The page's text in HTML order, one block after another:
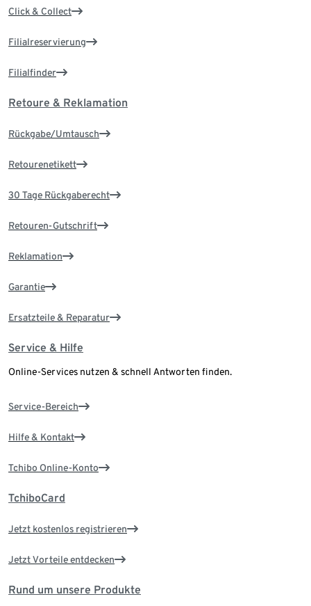
Click & Collect
Filialreservierung
Filialfinder
Retoure & Reklamation
Rückgabe/Umtausch
Retourenetikett
30 Tage Rückgaberecht
Retouren-Gutschrift
Reklamation
Garantie
Ersatzteile & Reparatur
Service & Hilfe
Online-Services nutzen & schnell Antworten finden.
Service-Bereich
Hilfe & Kontakt
Tchibo Online-Konto
TchiboCard
Jetzt kostenlos registrieren
Jetzt Vorteile entdecken
Rund um unsere Produkte